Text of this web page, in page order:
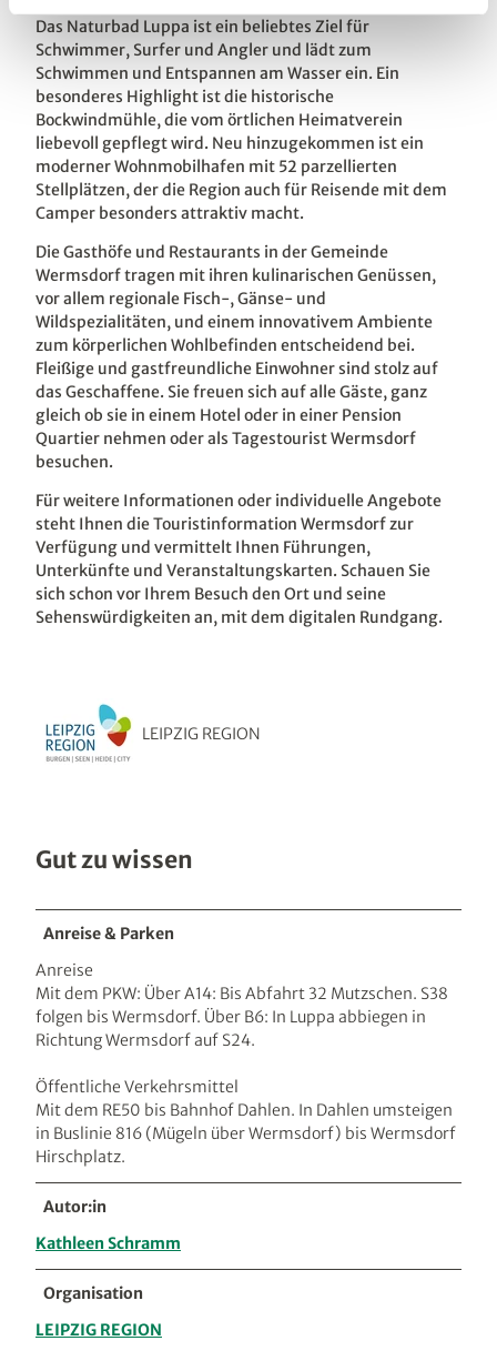
Das Naturbad Luppa ist ein beliebtes Ziel für
Schwimmer, Surfer und Angler und lädt zum
Schwimmen und Entspannen am Wasser ein. Ein
besonderes Highlight ist die historische
Bockwindmühle, die vom örtlichen Heimatverein
liebevoll gepflegt wird. Neu hinzugekommen ist ein
moderner Wohnmobilhafen mit 52 parzellierten
Stellplätzen, der die Region auch für Reisende mit dem
Camper besonders attraktiv macht.
Die Gasthöfe und Restaurants in der Gemeinde
Wermsdorf tragen mit ihren kulinarischen Genüssen,
vor allem regionale Fisch-, Gänse- und
Wildspezialitäten, und einem innovativem Ambiente
zum körperlichen Wohlbefinden entscheidend bei.
Fleißige und gastfreundliche Einwohner sind stolz auf
das Geschaffene. Sie freuen sich auf alle Gäste, ganz
gleich ob sie in einem Hotel oder in einer Pension
Quartier nehmen oder als Tagestourist Wermsdorf
besuchen.
Für weitere Informationen oder individuelle Angebote
steht Ihnen die Touristinformation Wermsdorf zur
Verfügung und vermittelt Ihnen Führungen,
Unterkünfte und Veranstaltungskarten. Schauen Sie
sich schon vor Ihrem Besuch den Ort und seine
Sehenswürdigkeiten an, mit dem digitalen Rundgang.
LEIPZIG REGION
Gut zu wissen
Anreise & Parken
Anreise
Mit dem PKW: Über A14: Bis Abfahrt 32 Mutzschen. S38
folgen bis Wermsdorf. Über B6: In Luppa abbiegen in
Richtung Wermsdorf auf S24.
Öffentliche Verkehrsmittel
Mit dem RE50 bis Bahnhof Dahlen. In Dahlen umsteigen
in Buslinie 816 (Mügeln über Wermsdorf) bis Wermsdorf
Hirschplatz.
Autor:in
Kathleen Schramm
Organisation
LEIPZIG REGION